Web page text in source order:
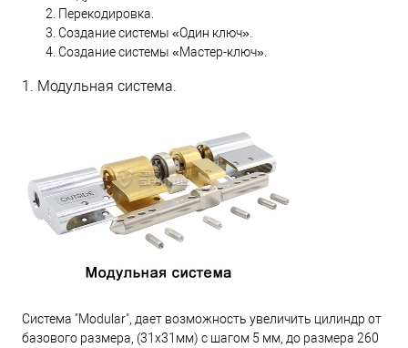
Перекодировка.
Создание системы «Один ключ».
Создание системы «Мастер-ключ».
1. Модульная система.
Система "Modular", дает возможность увеличить цилиндр от
базового размера, (31х31мм) с шагом 5 мм, до размера 260